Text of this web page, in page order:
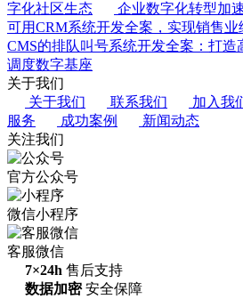
字化社区生态
企业数字化转型加
可用CRM系统开发全案，实现销售业
CMS的排队叫号系统开发全案：打造
调度数字基座
关于我们
关于我们
联系我们 加入我
服务
成功案例
新闻动态
关注我们
官方公众号
微信小程序
客服微信
7×24h 售后支持
数据加密安全保障